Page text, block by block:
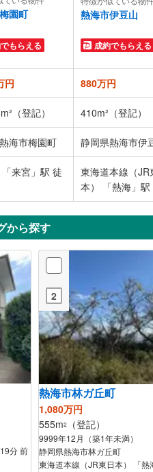
園町
もらえる
熱海市伊豆山
成約でもらえる
円 880万円
（登記） 410m²（登記）
海市梅園町 静岡県熱海市伊
来宮」駅 徒
東海道本線（JR
本） 「熱海」駅
48分
から探す
分 前
2
熱海市林ガ丘町
1,080万円
555m2 （登記）
9999年12月（築1年未満）
静岡県熱海市林ガ丘町
東海道本線（JR東日本） 「熱